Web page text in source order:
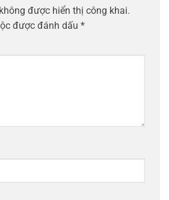
được hiển thị công khai.
được đánh dấu *